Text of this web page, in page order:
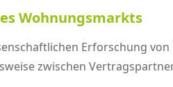
Wohnungsmarkts
Erforschung
zwischen